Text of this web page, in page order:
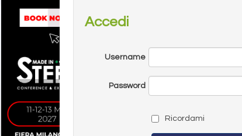
Accedi
Username
Password
Ricordami